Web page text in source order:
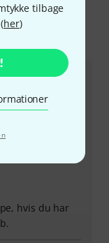
tilbage
her)
os
hvis du har